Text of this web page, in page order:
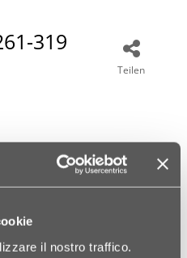
il nostro traffico.
Teilen
319